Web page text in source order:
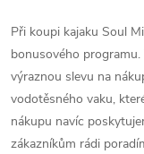
Při koupi kajaku Soul
bonusového
výraznou slevu na
vodotěsného vaku,
nákupu navíc
zákazníkům rádi